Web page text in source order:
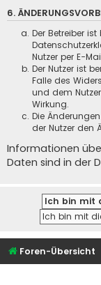
6.
Der Betreiber
Nutzer per E-
Der Nutzer ist
Falle des
und dem
Wirkung.
Die
der Nutzer den
Informationen
Daten sind in der
Foren-Übersicht